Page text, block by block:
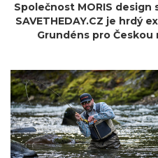
Společnost MORIS design
SAVETHEDAY.CZ je hrdý
Grundéns pro